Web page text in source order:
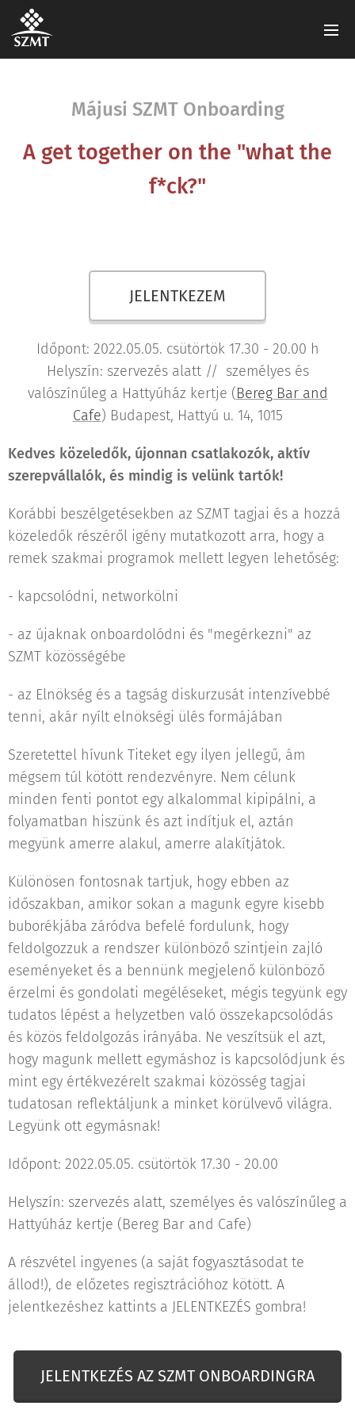
Májusi SZMT Onboarding
A get together on the "what the
f*ck?"
JELENTKEZEM
Időpont: 2022.05.05. csütörtök 17.30 - 20.00 h
Helyszín: szervezés alatt // személyes és
valószínűleg a Hattyúház kertje (Bereg Bar and
Cafe) Budapest, Hattyú u. 14, 1015
Kedves közeledők, újonnan csatlakozók, aktív
szerepvállalók, és mindig is velünk tartók!
Korábbi beszélgetésekben az SZMT tagjai és a hozzá
közeledők részéről igény mutatkozott arra, hogy a
remek szakmai programok mellett legyen lehetőség:
- kapcsolódni, networkölni
- az újaknak onboardolódni és "megérkezni" az
SZMT közösségébe
- az Elnökség és a tagság diskurzusát intenzívebbé
tenni, akár nyílt elnökségi ülés formájában
Szeretettel hívunk Titeket egy ilyen jellegű, ám
mégsem túl kötött rendezvényre. Nem célunk
minden fenti pontot egy alkalommal kipipálni, a
folyamatban hiszünk és azt indítjuk el, aztán
megyünk amerre alakul, amerre alakítjátok.
Különösen fontosnak tartjuk, hogy ebben az
időszakban, amikor sokan a magunk egyre kisebb
buborékjába záródva befelé fordulunk, hogy
feldolgozzuk a rendszer különböző szintjein zajló
eseményeket és a bennünk megjelenő különböző
érzelmi és gondolati megéléseket, mégis tegyünk egy
tudatos lépést a helyzetben való összekapcsolódás
és közös feldolgozás irányába. Ne veszítsük el azt,
hogy magunk mellett egymáshoz is kapcsolódjunk és
mint egy értékvezérelt szakmai közösség tagjai
tudatosan reflektáljunk a minket körülvevő világra.
Legyünk ott egymásnak!
Időpont: 2022.05.05. csütörtök 17.30 - 20.00
Helyszín: szervezés alatt, személyes és valószínűleg a
Hattyúház kertje (Bereg Bar and Cafe)
A részvétel ingyenes (a saját fogyasztásodat te
állod!), de előzetes regisztrációhoz kötött. A
jelentkezéshez kattints a JELENTKEZÉS gombra!
JELENTKEZÉS AZ SZMT ONBOARDINGRA